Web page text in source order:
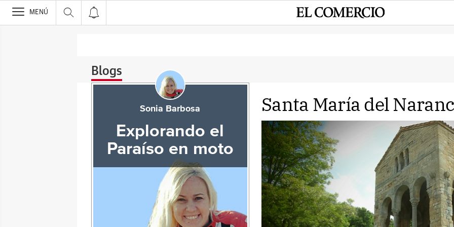
>
MENÚ
Blogs
Santa María del
Sonia Barbosa
Explorando el
Paraíso en moto